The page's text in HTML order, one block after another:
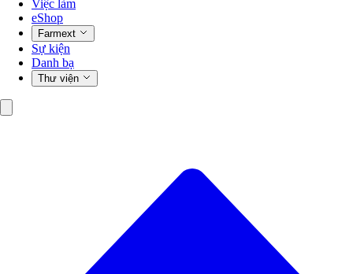
Việc làm
eShop
Farmext
Sự kiện
Danh bạ
Thư viện